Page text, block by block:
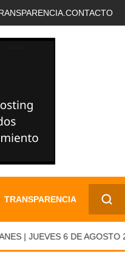
CONTACTO
TRANSPARENCIA
✕
| JUEVES 6 DE AGOSTO